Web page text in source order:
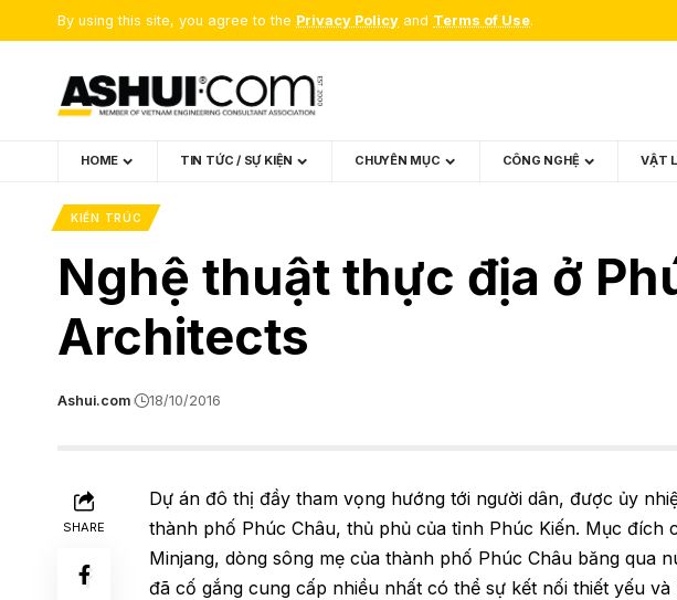
By using this site, you agree to the Privacy Policy and Terms of Use.
HOME TIN TỨC / SỰ KIỆN CHUYÊN MỤC CÔNG NGHỆ VẬT
KIẾN TRÚC
Nghệ thuật thực địa ở
Architects
Ashui.com 18/10/2016
SHARE
Dự án đô thị đầy tham vọng hướng tới người dân, được ủy
thành phố Phúc Châu, thủ phủ của tỉnh Phúc Kiến. Mục đích
Minjang, dòng sông mẹ của thành phố Phúc Châu băng qua
đã cố gắng cung cấp nhiều nhất có thể sự kết nối thiết yếu